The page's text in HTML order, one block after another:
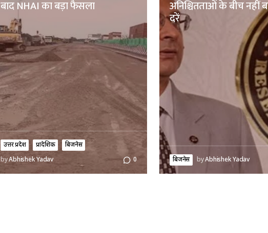
बाद NHAI का बड़ा फैसला
उत्तर प्रदेश प्रादेशिक
बिजनेस
byAbhishek Yadav 0
अनिश्चितताओं के बीच नहीं
दरें
बिजनेस byAbhishek Yadav